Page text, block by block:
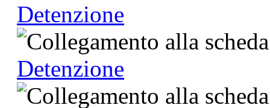
Detenzione
Detenzione